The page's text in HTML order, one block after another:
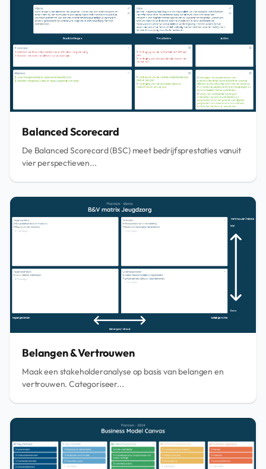
Balanced Scorecard
De Balanced Scorecard (BSC) meet bedrijfsprestaties vanuit
vier perspectieven...
Belangen & Vertrouwen
Maak een stakeholderanalyse op basis van belangen en
vertrouwen. Categoriseer...